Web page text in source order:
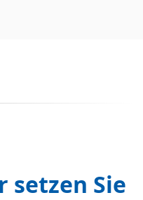
setzen Sie